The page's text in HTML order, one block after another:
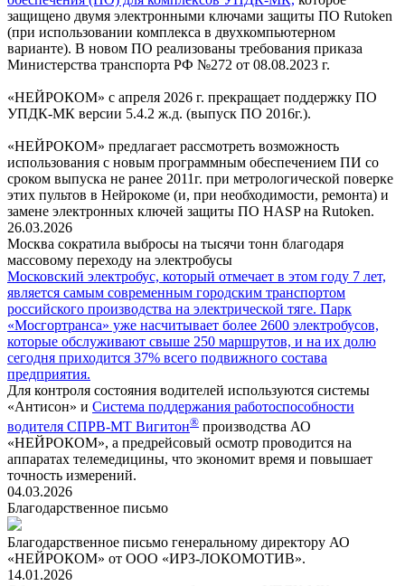
защищено двумя электронными ключами защиты ПО Rutoken
(при использовании комплекса в двухкомпьютерном
варианте). В новом ПО реализованы требования приказа
Министерства транспорта РФ №272 от 08.08.2023 г.
«НЕЙРОКОМ» с апреля 2026 г. прекращает поддержку ПО
УПДК-МК версии 5.4.2 ж.д. (выпуск ПО 2016г.).
«НЕЙРОКОМ» предлагает рассмотреть возможность
использования с новым программным обеспечением ПИ со
сроком выпуска не ранее 2011г. при метрологической поверке
этих пультов в Нейрокоме (и, при необходимости, ремонта) и
замене электронных ключей защиты ПО HASP на Rutoken.
26.03.2026
Москва сократила выбросы на тысячи тонн благодаря
массовому переходу на электробусы
Московский электробус, который отмечает в этом году 7 лет,
является самым современным городским транспортом
российского производства на электрической тяге. Парк
«Мосгортранса» уже насчитывает более 2600 электробусов,
которые обслуживают свыше 250 маршрутов, и на их долю
сегодня приходится 37% всего подвижного состава
предприятия.
Для контроля состояния водителей используются системы
«Антисон» и Система поддержания работоспособности
водителя СПРВ-МТ Вигитон® производства АО
«НЕЙРОКОМ», а предрейсовый осмотр проводится на
аппаратах телемедицины, что экономит время и повышает
точность измерений.
04.03.2026
Благодарственное письмо
Благодарственное письмо генеральному директору АО
«НЕЙРОКОМ» от ООО «ИРЗ-ЛОКОМОТИВ».
14.01.2026